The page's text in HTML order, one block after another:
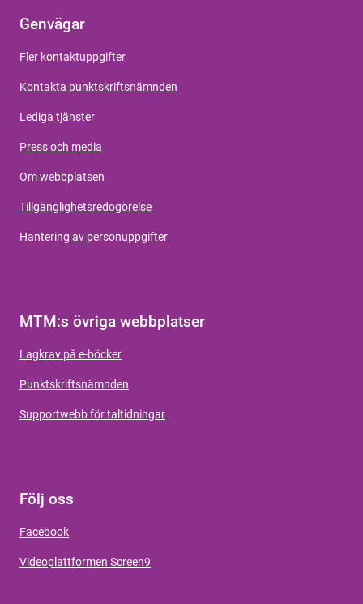
Genvägar
Fler kontaktuppgifter
Kontakta punktskriftsnämnden
Lediga tjänster
Press och media
Om webbplatsen
Tillgänglighetsredogörelse
Hantering av personuppgifter
MTM:s övriga webbplatser
Lagkrav på e-böcker
Punktskriftsnämnden
Supportwebb för taltidningar
Följ oss
Facebook
Videoplattformen Screen9